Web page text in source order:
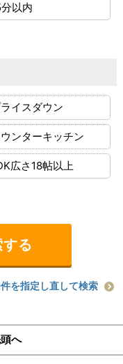
以内
イスダウン
ンターキッチン
広さ18帖以上
を指定し直して検索
へ